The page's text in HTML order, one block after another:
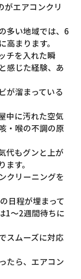
がエアコンクリ
多い地域では、6
まります。
チを入れた瞬
感じた経験、あ
が溜まっている
中に汚れた空気
・喉の不調の原
代もグンと上が
す。
クリーニングを
日程が埋まって
1～2週間待ちに
スムーズに対応
たら、エアコン